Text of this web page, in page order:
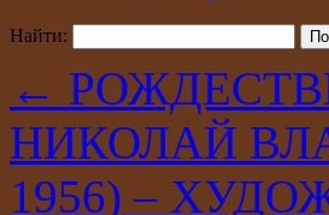
Найти:
←
НИКОЛАЙ
1956) –